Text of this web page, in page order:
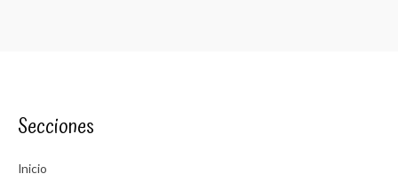
Secciones
Inicio